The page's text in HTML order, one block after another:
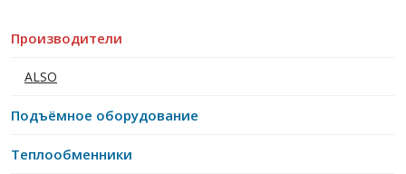
Производители
ALSO
Подъёмное оборудование
Теплообменники